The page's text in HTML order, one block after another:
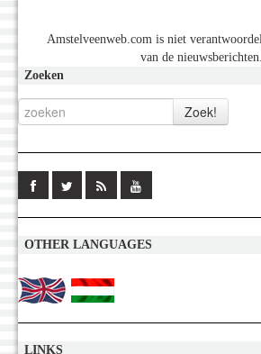
Amstelveenweb.com is niet
van de nieuwsberichten.
Zoeken
OTHER LANGUAGES
LINKS